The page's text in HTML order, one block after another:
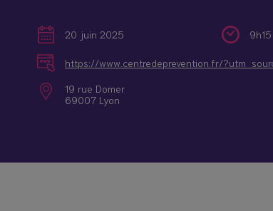
Qui sommes-nous ?
Contactez-nous
Etre aidant : qu’est-ce que c’est ?
Statut, rôles, droits et obligations
Information /
Orientation
20 juin 2025
https://www.centredeprevention.fr/
19 rue Domer
69007 Lyon